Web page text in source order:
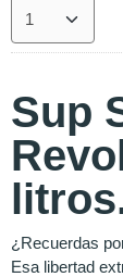
Sup
¿Recuerdas
Esa libertad